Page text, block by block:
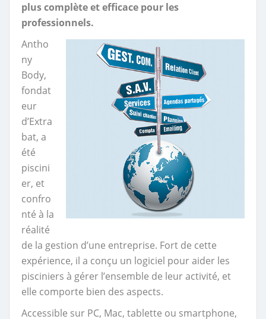
plus complète et efficace pour les
professionnels.
Antho
ny
Body,
fondat
eur
d’Extra
bat, a
été
piscini
er, et
confro
nté à la
réalité
de la gestion d’une entreprise. Fort de cette
expérience, il a conçu un logiciel pour aider les
pisciniers à gérer l’ensemble de leur activité, et
elle comporte bien des aspects.
Accessible sur PC, Mac, tablette ou smartphone,